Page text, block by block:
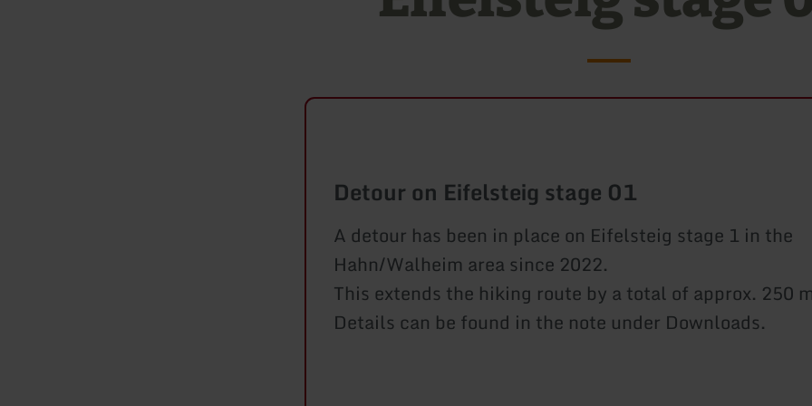
Detour on Eifelsteig stage 01
A detour has been in place on Eifelsteig stage 1 in the
Hahn/Walheim area since 2022.
This extends the hiking route by a total of approx. 250
Details can be found in the note under Downloads.